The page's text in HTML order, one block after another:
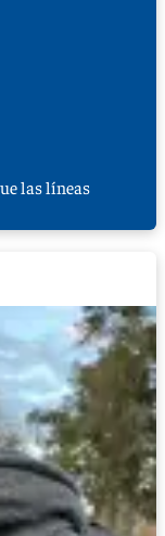
las líneas